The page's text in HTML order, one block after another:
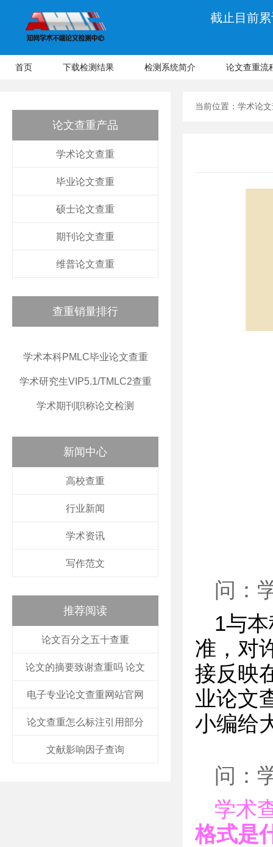
截止目前
首页 下载检测结果 检测系统简介 论文查重流
论文查重产品
学术论文查重
毕业论文查重
硕士论文查重
期刊论文查重
维普论文查重
查重销量排行
学术本科PMLC毕业论文查重
学术研究生VIP5.1/TMLC2查重
学术期刊职称论文检测
新闻中心
高校查重
行业新闻
学术资讯
写作范文
推荐阅读
论文百分之五十查重
论文的摘要致谢查重吗 论文
电子专业论文查重网站官网
论文查重怎么标注引用部分
文献影响因子查询
当前位置： 学术论
问：
1与
准，对
接反映
业论文
小编给
问：
学术
格式是